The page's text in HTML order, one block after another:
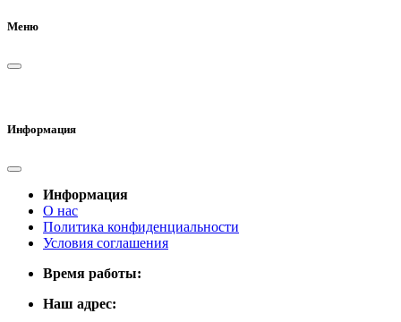
Меню
Информация
Информация
О нас
Политика конфиденциальности
Условия соглашения
Время работы:
Наш адрес: